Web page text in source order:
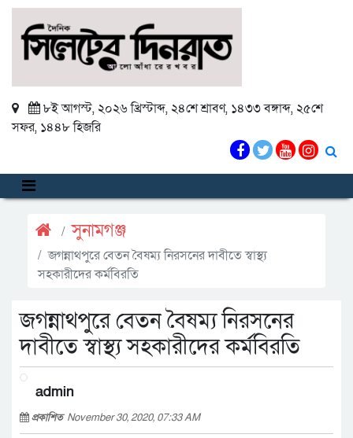
৮ই আগস্ট, ২০২৬ খ্রিস্টাব্দ, ২৪শে শ্রাবণ, ১৪৩৩ বঙ্গাব্দ, ২৫শে
সফর, ১৪৪৮ হিজরি
সুনামগঞ্জ
জগন্নাথপুরে বেতন বৈষম্য নিরসনের দাবীতে স্বাস্থ্য
সহকারীদের কর্মবিরতি
জগন্নাথপুরে বেতন বৈষম্য নিরসনের
দাবীতে স্বাস্থ্য সহকারীদের কর্মবিরতি
admin
প্রকাশিত November 30, 2020, 07:33 AM